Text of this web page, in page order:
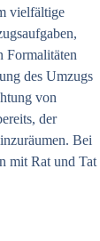
vielfältige
Formalitäten
des Umzugs
von
der
Bei
mit Rat und Tat